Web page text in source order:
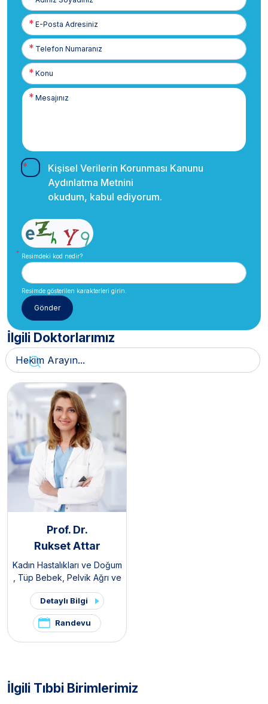
Soyadınız
E-
Posta
Telefon
Numaranız
Kişisel Verilerin Korunması Kanunu
Aydınlatma Metnini
okudum, kabul ediyorum.
Resimdeki kod nedir?
Resimde gösterilen karakterleri girin.
İlgili Doktorlarımız
Prof. Dr.
Rukset Attar
Kadın Hastalıkları ve Doğum
, Tüp Bebek, Pelvik Ağrı ve
Endometriozis Kliniği
Detaylı Bilgi
Randevu
İlgili Tıbbi Birimlerimiz